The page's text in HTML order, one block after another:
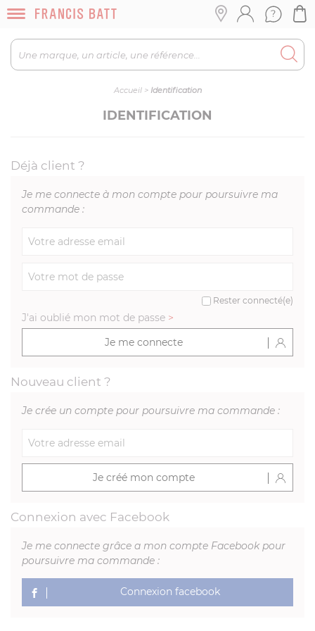
Accueil> Identification
IDENTIFICATION
Déjà client ?
Je me connecte à mon compte pour poursuivre ma
commande :
Rester connecté(e)
J'ai oublié mon mot de passe >
Je me connecte
Nouveau client ?
Je crée un compte pour poursuivre ma commande :
Je créé mon compte
Connexion avec Facebook
Je me connecte grâce a mon compte Facebook pour
poursuivre ma commande :
Connexion facebook